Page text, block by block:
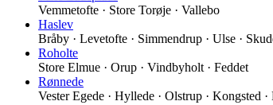
Vemmetofte · Store Torøje · Vallebo
Haslev
Bråby · Levetofte · Simmendrup · Ulse ·
Roholte
Store Elmue · Orup · Vindbyholt · Feddet
Rønnede
Vester Egede · Hyllede · Olstrup · Kongsted